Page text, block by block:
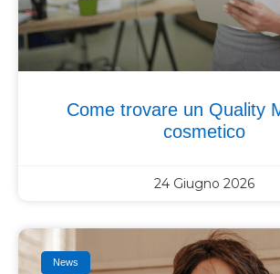
Come trovare un Quality
cosmetico
24 Giugno 2026
News